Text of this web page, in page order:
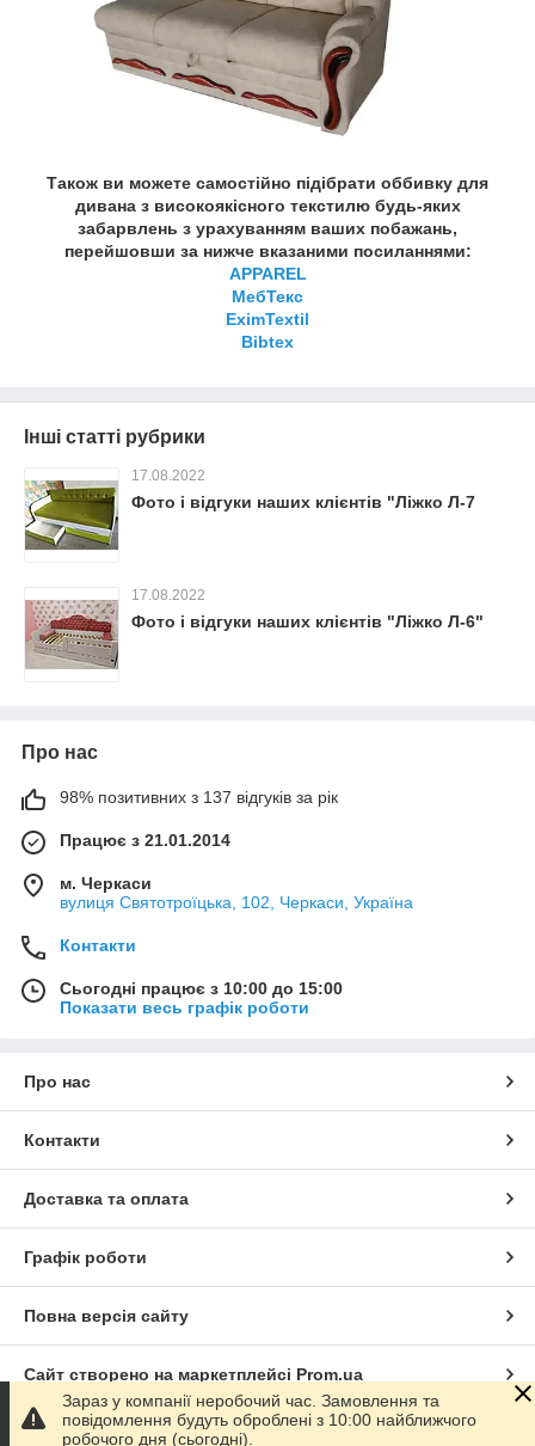
Також ви можете самостійно підібрати оббивку для
дивана з високоякісного текстилю будь-яких
забарвлень з урахуванням ваших побажань,
перейшовши за нижче вказаними посиланнями:
APPAREL
МебТекс
EximTextil
Bibtex
Інші статті рубрики
17.08.2022
Фото і відгуки наших клієнтів "Ліжко Л-7
17.08.2022
Фото і відгуки наших клієнтів "Ліжко Л-6"
Про нас
98% позитивних з 137 відгуків за рік
Працює з 21.01.2014
м. Черкаси
вулиця Святотроїцька, 102, Черкаси, Україна
Контакти
Сьогодні працює з 10:00 до 15:00
Показати весь графік роботи
Про нас
Контакти
Доставка та оплата
Графік роботи
Повна версія сайту
Сайт створено на маркетплейсі Prom.ua
Політика конфіденційності
Зараз у компанії неробочий час. Замовлення та
повідомлення будуть оброблені з 10:00 найближчого
робочого дня (сьогодні).